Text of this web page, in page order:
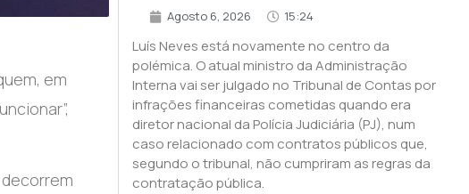
em
Agosto 6, 2026 15:24
Luís Neves está novamente no centro da
polémica. O atual ministro da Administração
Interna vai ser julgado no Tribunal de Contas por
infrações financeiras cometidas quando era
diretor nacional da Polícia Judiciária (PJ), num
caso relacionado com contratos públicos que,
segundo o tribunal, não cumpriram as regras da
contratação pública.